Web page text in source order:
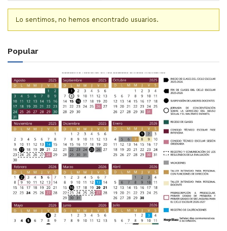
Lo sentimos, no hemos encontrado usuarios.
Popular